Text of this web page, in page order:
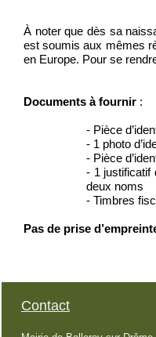
À noter que dès sa
est soumis aux mêmes
en Europe. Pour se
Documents à fournir :
- Pièce
- 1 photo
- Pièce
- 1 justificatif
deux noms
- Timbres
Pas de prise
Contact